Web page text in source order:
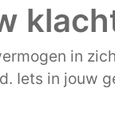
in
Iets in jouw